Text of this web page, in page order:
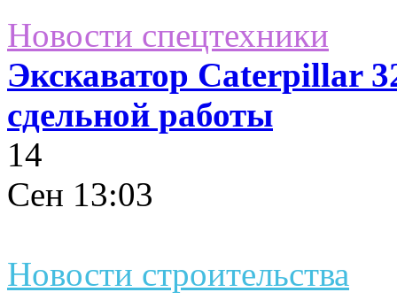
Новости спецтехники
Экскаватор Caterpillar
сдельной работы
14
Сен 13:03
Новости строительства